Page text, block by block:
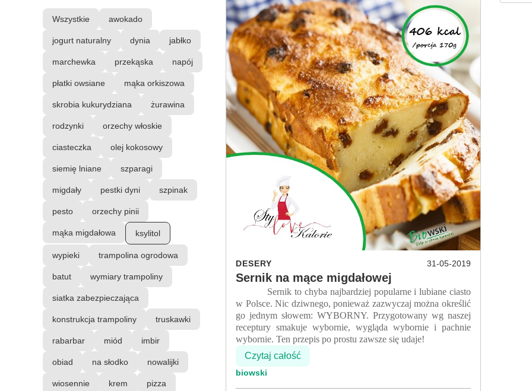
Wszystkie awokado
jogurt naturalny dynia jabłko
marchewka przekąska napój
płatki owsiane mąka orkiszowa
skrobia kukurydziana żurawina
rodzynki orzechy włoskie
ciasteczka olej kokosowy
siemię lniane szparagi
migdały pestki dyni szpinak
pesto orzechy pinii
mąka migdałowa ksylitol
wypieki trampolina ogrodowa
batut wymiary trampoliny
siatka zabezpieczająca
konstrukcja trampoliny truskawki
rabarbar miód imbir
obiad na słodko nowalijki
wiosennie krem pizza
DESERY 31-05-2019
Sernik na mące migdałowej
Sernik to chyba najbardziej popularne i lubiane ciasto
w Polsce. Nic dziwnego, ponieważ zazwyczaj można określić
go jednym słowem: WYBORNY. Przygotowany wg naszej
receptury smakuje wybornie, wygląda wybornie i pachnie
wybornie. Ten przepis po prostu zawsze się udaje!
Czytaj całość
biowski